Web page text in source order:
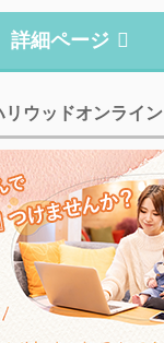
詳細ページ
リウッドオンライン